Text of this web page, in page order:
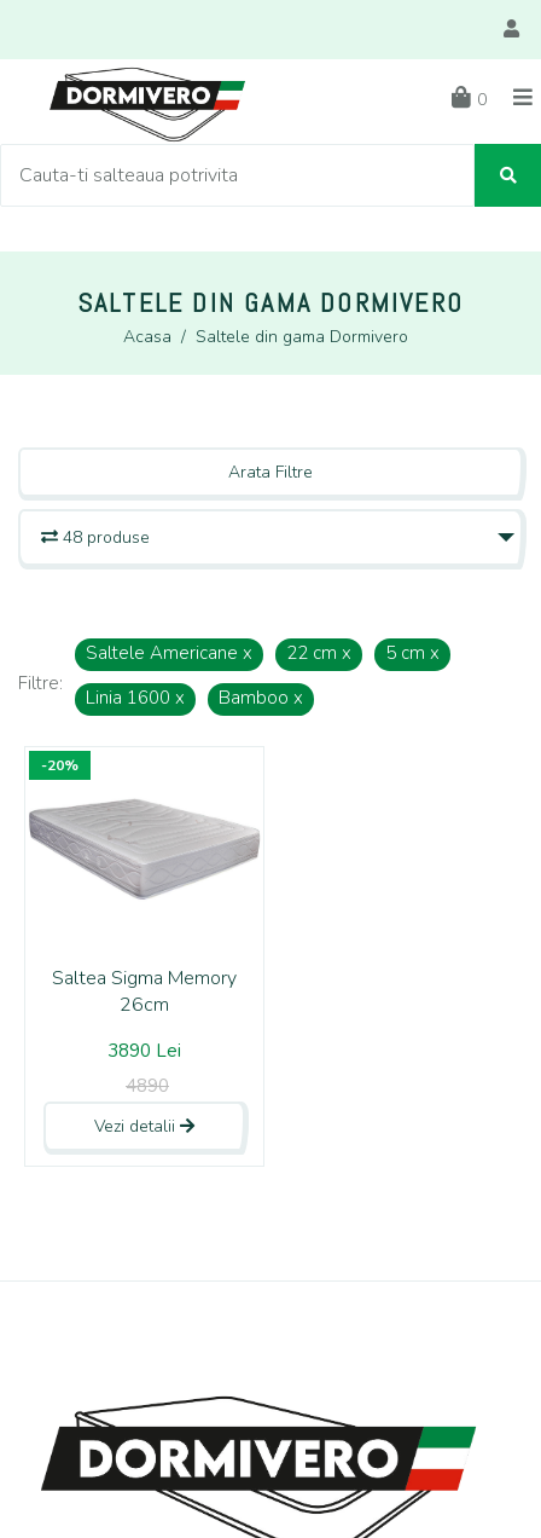
0
SALTELE DIN GAMA DORMIVERO
Acasa / Saltele din gama Dormivero
Arata Filtre
48 produse
Filtre:
Saltele Americane x 22 cm x 5 cm x
Linia 1600 x Bamboo x
-20%
Saltea Sigma Memory
26cm
3890 Lei
4890
Vezi detalii